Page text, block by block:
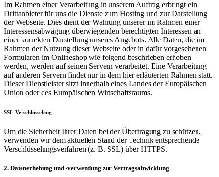
Im Rahmen einer Verarbeitung in unserem Auftrag erbringt ein
Drittanbieter für uns die Dienste zum Hosting und zur Darstellung
der Webseite. Dies dient der Wahrung unserer im Rahmen einer
Interessensabwägung überwiegenden berechtigten Interessen an
einer korrekten Darstellung unseres Angebots. Alle Daten, die im
Rahmen der Nutzung dieser Webseite oder in dafür vorgesehenen
Formularen im Onlineshop wie folgend beschrieben erhoben
werden, werden auf seinen Servern verarbeitet. Eine Verarbeitung
auf anderen Servern findet nur in dem hier erläuterten Rahmen statt.
Dieser Dienstleister sitzt innerhalb eines Landes der Europäischen
Union oder des Europäischen Wirtschaftsraums.
SSL-Verschlüsselung
Um die Sicherheit Ihrer Daten bei der Übertragung zu schützen,
verwenden wir dem aktuellen Stand der Technik entsprechende
Verschlüsselungsverfahren (z. B. SSL) über HTTPS.
2. Datenerhebung und -verwendung zur Vertragsabwicklung